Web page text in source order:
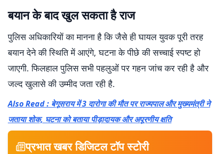
बयान के बाद खुल सकता है राज
पुलिस अधिकारियों का मानना है कि जैसे ही घायल युवक पूरी तरह
बयान देने की स्थिति में आएंगे, घटना के पीछे की सच्चाई स्पष्ट हो
जाएगी. फिलहाल पुलिस सभी पहलुओं पर गहन जांच कर रही है और
जल्द खुलासे की उम्मीद जता रही है.
Also Read : बेगूसराय में 3 दारोगा की मौत पर राज्यपाल और मुख्यमंत्री ने
जताया शोक, घटना को बताया पीड़ादायक और अपूरणीय क्षति
प्रभात खबर डिजिटल टॉप स्टोरी